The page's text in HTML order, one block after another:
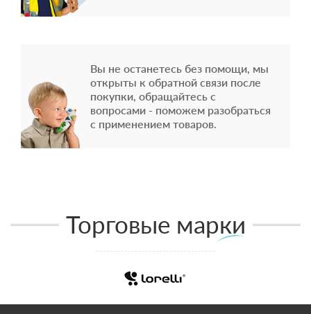
Вы не останетесь без помощи, мы
открыты к обратной связи после
покупки, обращайтесь с
вопросами - поможем разобраться
с применением товаров.
Торговые марки